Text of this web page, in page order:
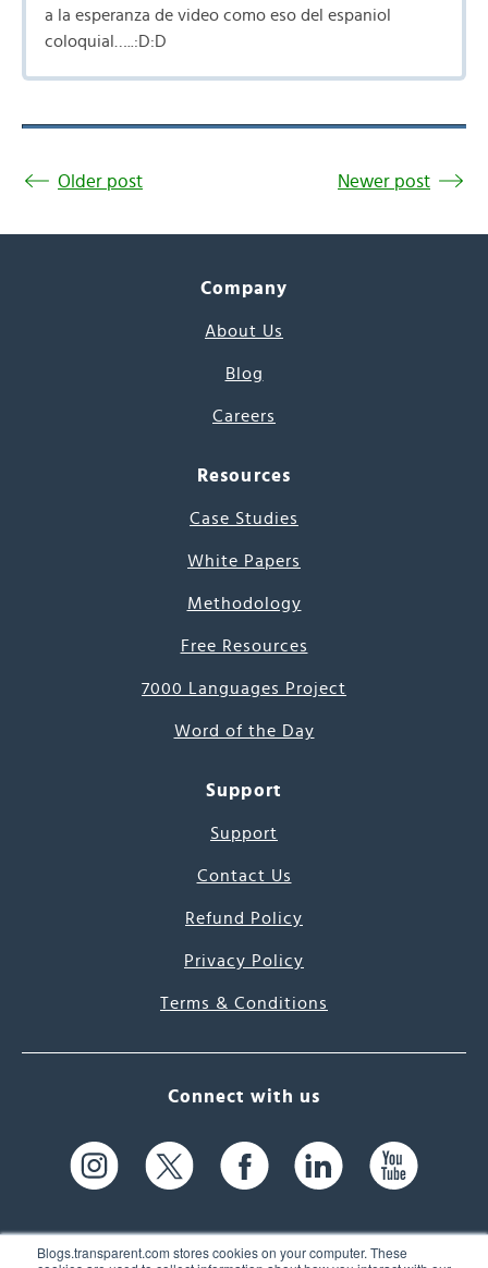
Blogs.transparent.com stores cookies on your computer. These
a la esperanza de video como eso del espaniol
coloquial…..:D:D
Older post Newer post
Company
About Us
Blog
Careers
Resources
Case Studies
White Papers
Methodology
Free Resources
7000 Languages Project
Word of the Day
Support
Support
Contact Us
Refund Policy
Privacy Policy
Terms & Conditions
Connect with us